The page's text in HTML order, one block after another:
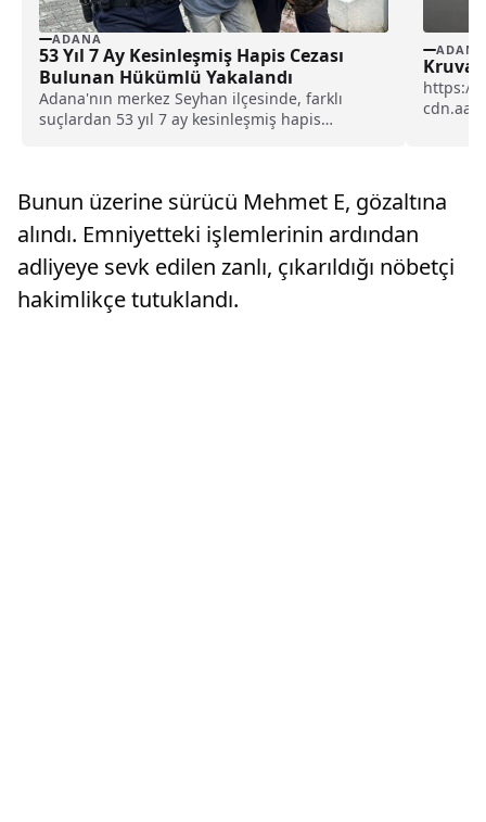
ADANA
53 Yıl 7 Ay Kesinleşmiş Hapis Cezası
Bulunan Hükümlü Yakalandı
Adana'nın merkez Seyhan ilçesinde, farklı
suçlardan 53 yıl 7 ay kesinleşmiş hapis
ADANA
https://
Bunun üzerine sürücü Mehmet E, gözaltına
alındı. Emniyetteki işlemlerinin ardından
adliyeye sevk edilen zanlı, çıkarıldığı nöbetçi
hakimlikçe tutuklandı.